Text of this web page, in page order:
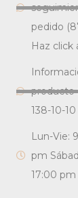
pedido
Haz click
producto
138-10-10
Lun-Vie:
pm
17:00 pm